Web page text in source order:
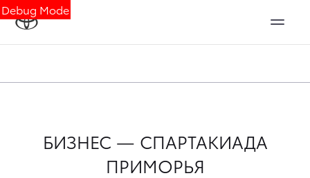
Debug Mode
БИЗНЕС — СПАРТАКИАДА
ПРИМОРЬЯ